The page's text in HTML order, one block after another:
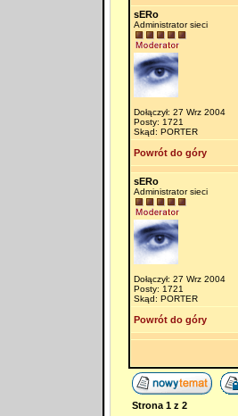
sERo
Administrator sieci
Dołączył: 27 Wrz 2004
Posty: 1721
Skąd: PORTER
Powrót do góry
sERo
Administrator sieci
Dołączył: 27 Wrz 2004
Posty: 1721
Skąd: PORTER
Powrót do góry
Strona 1z 2